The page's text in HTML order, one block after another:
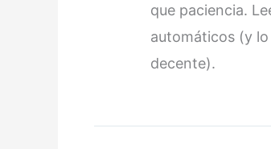
que paciencia.
automáticos (y
decente).